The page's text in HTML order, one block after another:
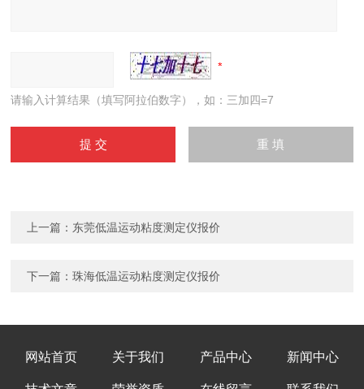
请输入计算结果（填写阿拉伯数字），如：三加四=7
上一篇： 东莞低温运动粘度测定仪报价
下一篇：珠海低温运动粘度测定仪报价
网站首页 关于我们 产品中心 新闻中心